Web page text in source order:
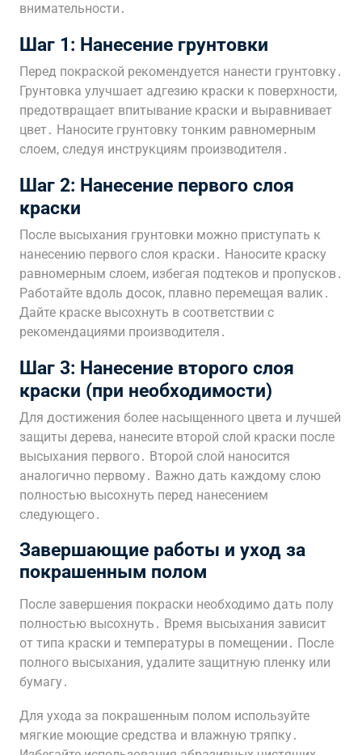
внимательности․
Шаг 1: Нанесение грунтовки
Перед покраской рекомендуется нанести грунтовку․
Грунтовка улучшает адгезию краски к поверхности,
предотвращает впитывание краски и выравнивает
цвет․ Наносите грунтовку тонким равномерным
слоем, следуя инструкциям производителя․
Шаг 2: Нанесение первого слоя
краски
После высыхания грунтовки можно приступать к
нанесению первого слоя краски․ Наносите краску
равномерным слоем, избегая подтеков и пропусков․
Работайте вдоль досок, плавно перемещая валик․
Дайте краске высохнуть в соответствии с
рекомендациями производителя․
Шаг 3: Нанесение второго слоя
краски (при необходимости)
Для достижения более насыщенного цвета и лучшей
защиты дерева, нанесите второй слой краски после
высыхания первого․ Второй слой наносится
аналогично первому․ Важно дать каждому слою
полностью высохнуть перед нанесением
следующего․
Завершающие работы и уход за
покрашенным полом
После завершения покраски необходимо дать полу
полностью высохнуть․ Время высыхания зависит
от типа краски и температуры в помещении․ После
полного высыхания, удалите защитную пленку или
бумагу․
Для ухода за покрашенным полом используйте
мягкие моющие средства и влажную тряпку․